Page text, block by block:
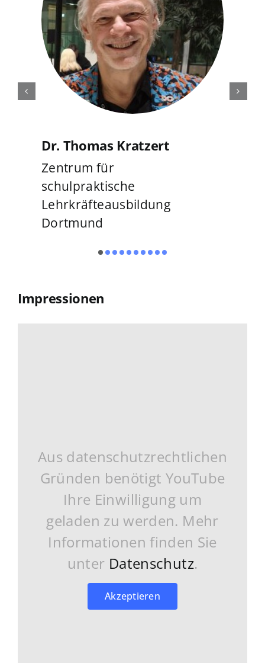
Dr. Thomas Kratzert
Zentrum für
schulpraktische
Lehrkräfteausbildung
Dortmund
Impressionen
Aus datenschutzrechtlichen
Gründen benötigt YouTube
Ihre Einwilligung um
geladen zu werden. Mehr
Informationen finden Sie
unter Datenschutz.
Akzeptieren